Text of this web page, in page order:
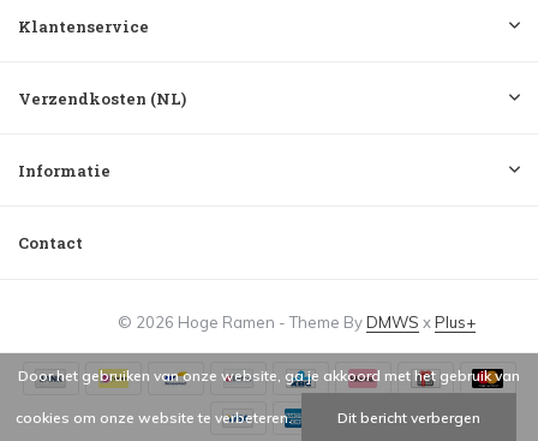
Klantenservice
Verzendkosten (NL)
Informatie
Contact
© 2026 Hoge Ramen - Theme ByDMWS xPlus+
Door het gebruiken van onze website, ga je akkoord met het gebruik van
cookies om onze website te verbeteren. Dit bericht verbergen